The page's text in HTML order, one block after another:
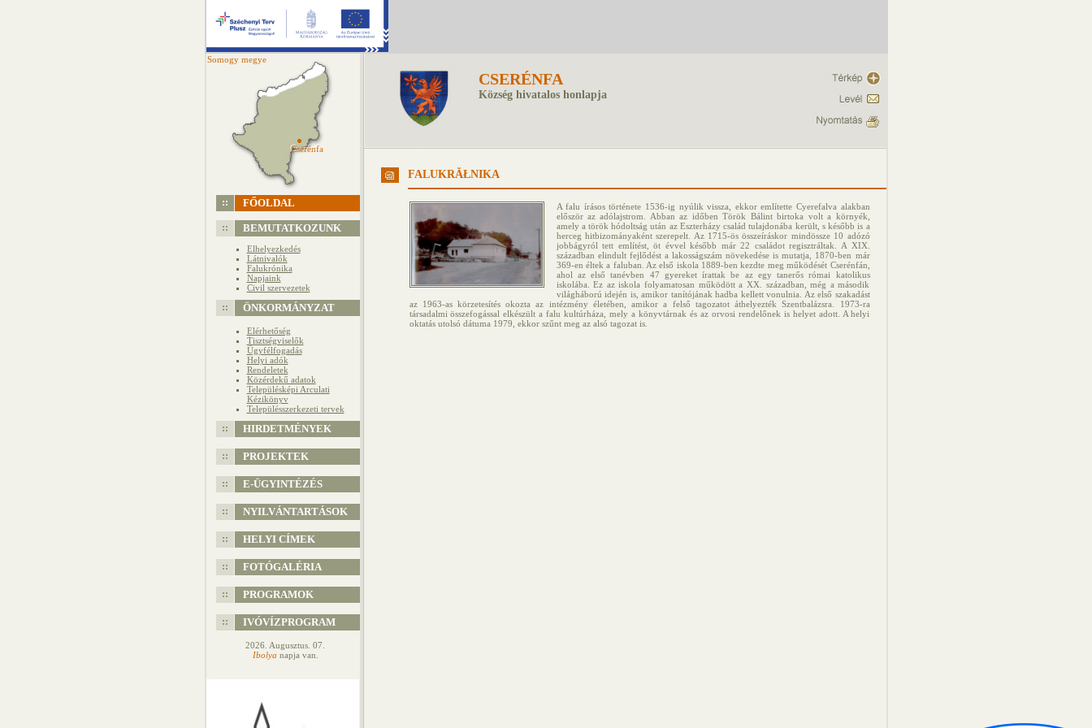
Somogy megye
Cserénfa
Cserénfa
FŐOLDAL
BEMUTATKOZUNK
Elhelyezkedés
Látnivalók
Falukrónika
Napjaink
Civil szervezetek
ÖNKORMÁNYZAT
Elérhetőség
Tisztségviselők
Ügyfélfogadás
Helyi adók
Rendeletek
Közérdekű adatok
Településképi Arculati
Kézikönyv
Településszerkezeti tervek
HIRDETMÉNYEK
PROJEKTEK
E-ÜGYINTÉZÉS
NYILVÁNTARTÁSOK
HELYI CÍMEK
FOTÓGALÉRIA
PROGRAMOK
IVÓVÍZPROGRAM
2026. Augusztus. 07.
Ibolya napja van.
CSERÉNFA
Község hivatalos honlapja
FALUKRĂŁNIKA
A falu írásos története 1536-ig nyúlik vissza, ekkor említette Cyerefalva alakban
először az adólajstrom. Abban az időben Török Bálint birtoka volt a környék,
amely a török hódoltság után az Eszterházy család tulajdonába került, s később is a
herceg hitbizományaként szerepelt. Az 1715-ös összeíráskor mindössze 10 adózó
jobbágyról tett említést, öt évvel később már 22 családot regisztráltak. A XIX.
században elindult fejlődést a lakosságszám növekedése is mutatja, 1870-ben már
369-en éltek a faluban. Az első iskola 1889-ben kezdte meg működését Cserénfán,
ahol az első tanévben 47 gyereket írattak be az egy tanerős római katolikus
iskolába. Ez az iskola folyamatosan működött a XX. században, még a második
világháború idején is, amikor tanítójának hadba kellett vonulnia. Az első szakadást
az 1963-as körzetesítés okozta az intézmény életében, amikor a felső tagozatot áthelyezték Szentbalázsra. 1973-ra
társadalmi összefogással elkészült a falu kultúrháza, mely a könyvtárnak és az orvosi rendelőnek is helyet adott. A helyi
oktatás utolsó dátuma 1979, ekkor szűnt meg az alsó tagozat is.